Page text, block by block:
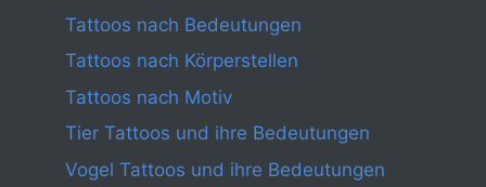
Tattoos nach Bedeutungen
Tattoos nach Körperstellen
Tattoos nach Motiv
Tier Tattoos und ihre Bedeutungen
Vogel Tattoos und ihre Bedeutungen